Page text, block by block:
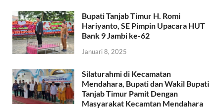
Bupati Tanjab Timur H. Romi
Hariyanto, SE Pimpin Upacara HUT
Bank 9 Jambi ke-62
Januari 8, 2025
Silaturahmi di Kecamatan
Mendahara, Bupati dan Wakil Bupati
Tanjab Timur Pamit Dengan
Masyarakat Kecamtan Mendahara